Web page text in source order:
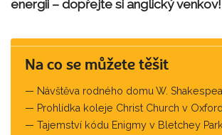
energii – dopřejte si anglický venkov!
Na co se můžete těšit
Návštěva rodného domu W.
Prohlídka koleje Christ Church v
Tajemství kódu Enigmy v Bletchey Park